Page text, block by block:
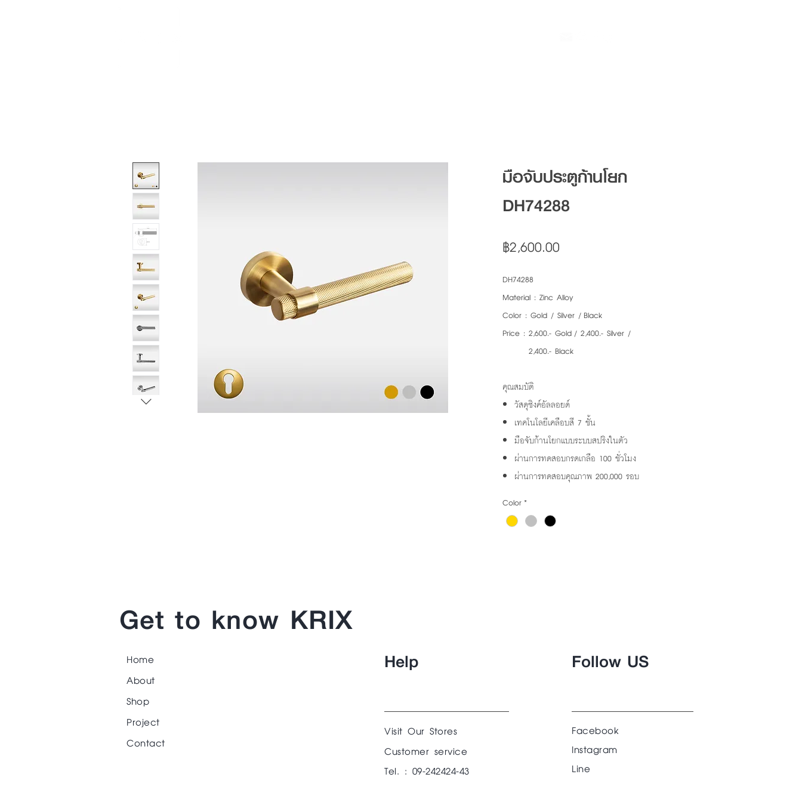
มือจับประตูก้านโยก
DH74288
฿2,600.00
DH74288
Material : Zinc Alloy
Color : Gold / Silver / Black
Price : 2,600.- Gold / 2,400.- Silver /
2,400.- Black
คุณสมบัติ
วัสดุซิงค์อัลลอยด์
เทคโนโลยีเคลือบสี 7 ชั้น
มือจับก้านโยกแบบระบบสปริงในตัว
ผ่านการทดสอบกรดเกลือ 100 ชั่วโมง
ผ่านการทดสอบคุณภาพ 200,000 รอบ
Color*
Get to know KRIX
Home
About
Shop
Project
Contact
Help Follow US
Facebook
Instagram
Line
Visit Our Stores
Customer service
Tel. : 09-242424-43